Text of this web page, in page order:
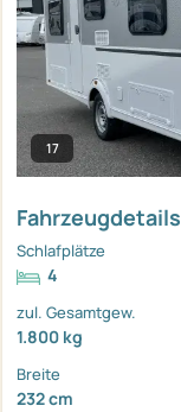
17
Fahrzeugdetails
Schlafplätze
4
zul. Gesamtgew.
1.800 kg
Breite
232 cm